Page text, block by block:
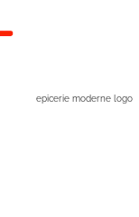
epicerie moderne logo